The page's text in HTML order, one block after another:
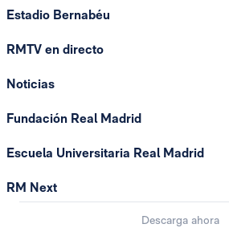
Estadio Bernabéu
RMTV en directo
Noticias
Fundación Real Madrid
Escuela Universitaria Real Madrid
RM Next
Descarga ahora